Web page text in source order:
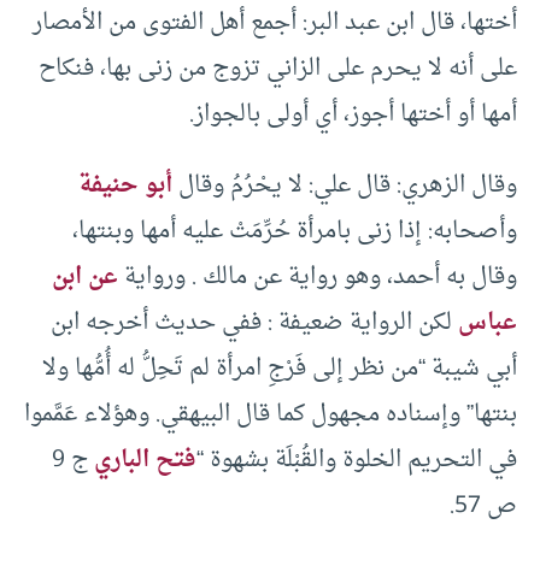
أختها، قال ابن عبد البر: أجمع أهل الفتوى من الأمصار
على أنه لا يحرم على الزاني تزوج من زنى بها، فنكاح
أمها أو أختها أجوز، أي أولى بالجواز.
وقال الزهري: قال علي: لا يحْرُمُ وقالأبو حنيفة
وأصحابه: إذا زنى بامرأة حُرِّمَتْ عليه أمها وبنتها،
وقال به أحمد، وهو رواية عن مالك . وروايةعن ابن
عباسلكن الرواية ضعيفة : ففي حديث أخرجه ابن
أبي شيبة “من نظر إلى فَرْجِ امرأة لم تَحِلُّ له أُمُّها ولا
بنتها” وإسناده مجهول كما قال البيهقي. وهؤلاء عَمَّموا
في التحريم الخلوة والقُبْلَة بشهوة “فتح الباري
ج 9
ص 57.